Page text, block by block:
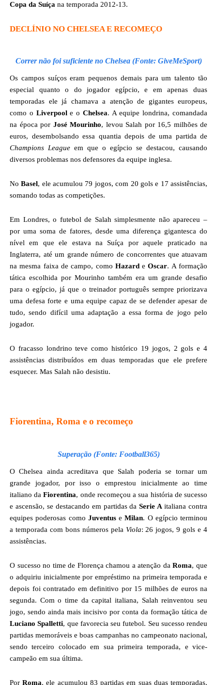
Copa da Suíça na temporada 2012-13.
DECLÍNIO NO CHELSEA E RECOMEÇO
Correr não foi suficiente no Chelsea (Fonte: GiveMeSport)
Os campos suíços eram pequenos demais para um talento tão
especial quanto o do jogador egípcio, e em apenas duas
temporadas ele já chamava a atenção de gigantes europeus,
como o Liverpoole o Chelsea. A equipe londrina, comandada
na época por José Mourinho, levou Salah por 16,5 milhões de
euros, desembolsando essa quantia depois de uma partida de
Champions League em que o egípcio se destacou, causando
diversos problemas nos defensores da equipe inglesa.
NoBasel, ele acumulou 79 jogos, com 20 gols e 17 assistências,
somando todas as competições.
Em Londres, o futebol de Salah simplesmente não apareceu –
por uma soma de fatores, desde uma diferença gigantesca do
nível em que ele estava na Suíça por aquele praticado na
Inglaterra, até um grande número de concorrentes que atuavam
na mesma faixa de campo, como HazardeOscar. A formação
tática escolhida por Mourinho também era um grande desafio
para o egípcio, já que o treinador português sempre priorizava
uma defesa forte e uma equipe capaz de se defender apesar de
tudo, sendo difícil uma adaptação a essa forma de jogo pelo
jogador.
O fracasso londrino teve como histórico 19 jogos, 2 gols e 4
assistências distribuídos em duas temporadas que ele prefere
esquecer. Mas Salah não desistiu.
Fiorentina, Roma e o recomeço
Superação (Fonte: Football365)
O Chelsea ainda acreditava que Salah poderia se tornar um
grande jogador, por isso o emprestou inicialmente ao time
italiano daFiorentina, onde recomeçou a sua história de sucesso
e ascensão, se destacando em partidas daSerie Aitaliana contra
equipes poderosas como JuventuseMilan. O egípcio terminou
a temporada com bons números pela Viola: 26 jogos, 9 gols e 4
assistências.
O sucesso no time de Florença chamou a atenção daRoma, que
o adquiriu inicialmente por empréstimo na primeira temporada e
depois foi contratado em definitivo por 15 milhões de euros na
segunda. Com o time da capital italiana, Salah reinventou seu
jogo, sendo ainda mais incisivo por conta da formação tática de
Luciano Spalletti, que favorecia seu futebol. Seu sucesso rendeu
partidas memoráveis e boas campanhas no campeonato nacional,
sendo terceiro colocado em sua primeira temporada, e vice-
campeão em sua última.
Por Roma, ele acumulou 83 partidas em suas duas temporadas,